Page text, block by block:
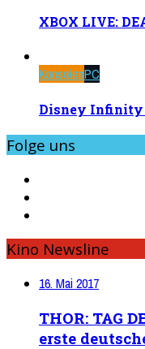
XBOX LIVE:
KonsolenPC
Disney Infinity
Folge uns
Kino Newsline
16. Mai 2017
THOR: TAG
erste